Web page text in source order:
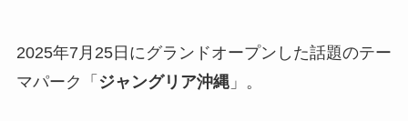
2025年7月25日にグランドオープンした話題のテー
マパーク「 ジャングリア沖縄」。